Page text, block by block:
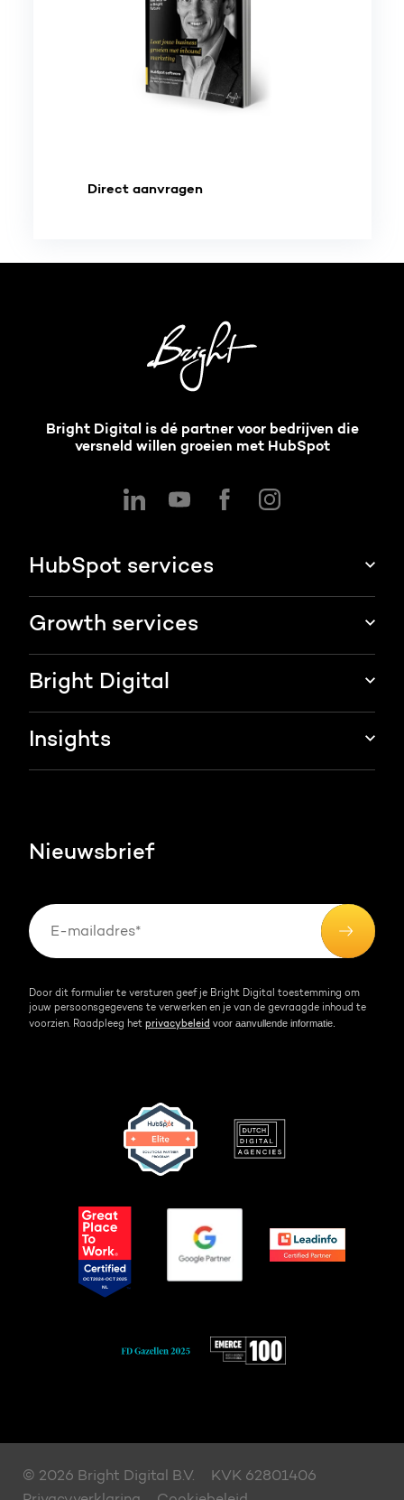
Direct aanvragen
Bright Digital is dé partner voor bedrijven die
versneld willen groeien met HubSpot
HubSpot services
HubSpot integraties
HubSpot CRM maatwerk
HubSpot trainingen
Growth services
Websites & portals
Groei strategie
AI services
Bright Digital
Over ons
Team
Insights
Events & webinars
Kennisbank
Nieuwsbrief
Door dit formulier te versturen geef je Bright Digital toestemming om
jouw persoonsgegevens te verwerken en je van de gevraagde inhoud te
voorzien. Raadpleeg het privacybeleid voor aanvullende informatie.
© 2026 Bright Digital B.V.
KVK 62801406